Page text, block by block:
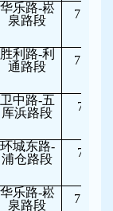
华乐路-崧
泉路段
7:30-
胜利路-利
通路段
7:30-
卫中路-五
厍浜路段
7:00-
环城东路-
浦仓路段
7:00-
华乐路-崧
泉路段
7:30-